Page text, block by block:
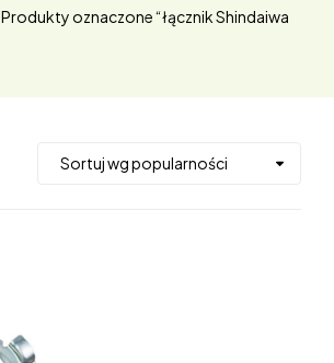
Produkty oznaczone “łącznik Shindaiwa